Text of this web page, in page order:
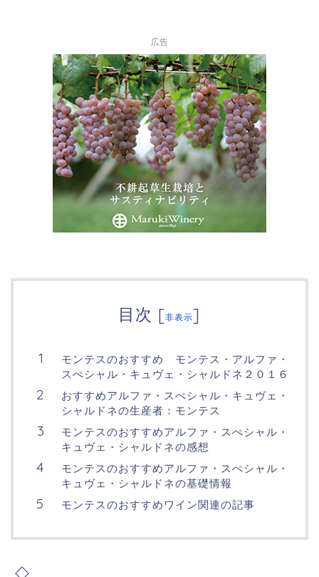
広告
目次 [非表示]
モンテスのおすすめ モンテス・アルファ・
スぺシャル・キュヴェ・シャルドネ２０１６
おすすめアルファ・スぺシャル・キュヴェ・
シャルドネの生産者：モンテス
モンテスのおすすめアルファ・スぺシャル・
キュヴェ・シャルドネの感想
モンテスのおすすめアルファ・スぺシャル・
キュヴェ・シャルドネの基礎情報
モンテスのおすすめワイン関連の記事